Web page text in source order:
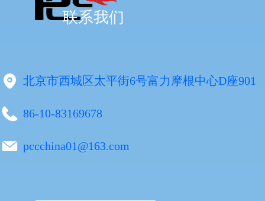
联系我们
北京市西城区太平街6号富力摩根中心D座901
86-10-83169678
pccchina01@163.com